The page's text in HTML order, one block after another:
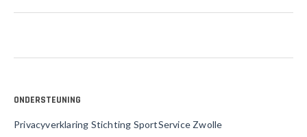
ONDERSTEUNING
Privacyverklaring Stichting SportService Zwolle